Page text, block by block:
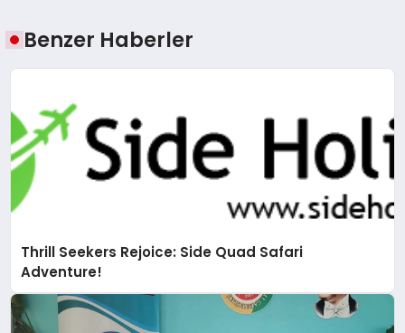
Benzer Haberler
Thrill Seekers Rejoice: Side Quad Safari
Adventure!